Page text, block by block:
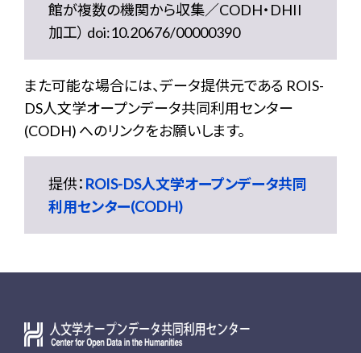
館が複数の機関から収集／CODH・DHII
加工） doi:10.20676/00000390
また可能な場合には、データ提供元である ROIS-
DS人文学オープンデータ共同利用センター
(CODH) へのリンクをお願いします。
提供： ROIS-DS人文学オープンデータ共同
利用センター(CODH)